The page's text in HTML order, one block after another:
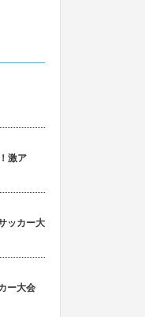
激ア
ッカー大
ー大会